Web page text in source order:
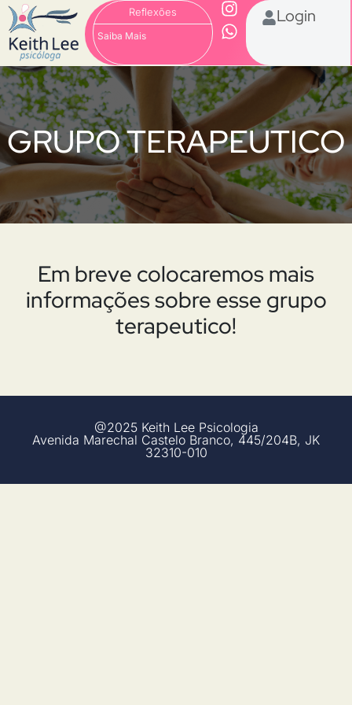
Reflexões
Saiba Mais
Login
GRUPO TERAPEUTICO
Em breve colocaremos mais
informações sobre esse grupo
terapeutico!
@2025 Keith Lee Psicologia
Avenida Marechal Castelo Branco, 445/204B, JK
32310-010